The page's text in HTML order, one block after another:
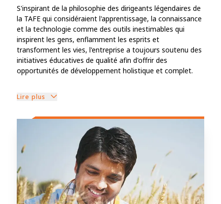
S'inspirant de la philosophie des dirigeants légendaires de
la TAFE qui considéraient l'apprentissage, la connaissance
et la technologie comme des outils inestimables qui
inspirent les gens, enflamment les esprits et
transforment les vies, l'entreprise a toujours soutenu des
initiatives éducatives de qualité afin d'offrir des
opportunités de développement holistique et complet.
Lire plus